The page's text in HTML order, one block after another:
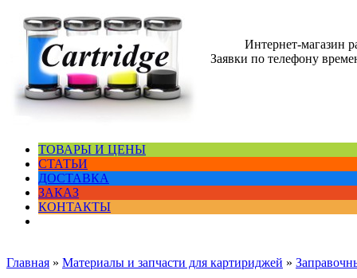
Интернет-магазин
Заявки по телефону
ТОВАРЫ И ЦЕНЫ
СТАТЬИ
ДОСТАВКА
ЗАКАЗ
КОНТАКТЫ
Главная » Материалы и запчасти для картириджей »